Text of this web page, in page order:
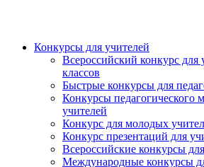
Конкурсы для учителей
Всероссийский конкурс для
классов
Быстрые конкурсы для
Конкурсы педагогического
учителей
Конкурс для молодых
Конкурс презентаций для
Всероссийские конкурсы
Международные конкурсы